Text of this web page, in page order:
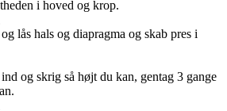
i hoved og krop.
lås hals og diapragma og skab pres i
og skrig så højt du kan, gentag 3 gange